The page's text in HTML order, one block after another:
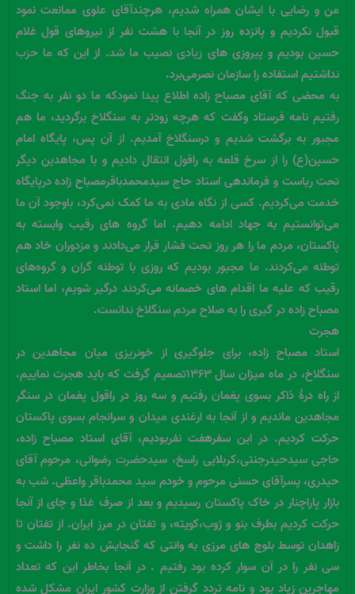
من و رضایی با ایشان همراه شدیم، هرچندآقای علوی ممانعت نمود
قبول نکردیم و پانزده روز در آنجا با هشت نفر از نیروهای قول غلام
حسین بودیم و پیروزی های زیادی نصیب ما شد. از این که ما حزب
نداشتیم استفاده را سازمان نصرمی‌برد.
به محضی که آقای مصباح زاده اطلاع پیدا نمودکه ما دو نفر به جنگ
رفتیم نامه فرستاد وگفت که هرچه زودتر به سنگلاخ برگردید، ما هم
مجبور به برگشت شدیم و درسنگلاخ آمدیم. از آن پس، پایگاه امام
حسین(ع) را از سرخ قلعه به راقول انتقال دادیم و با مجاهدین دیگر
تحت ریاست و فرماندهی استاد حاج سیدمحمدباقرمصباح زاده درپایگاه
خدمت می‌کردیم. کسی از نگاه مادی به ما کمک نمی‌کرد، باوجود آن ما
می‌توانستیم به جهاد ادامه دهیم. اما گروه های رقیب وابسته به
پاکستان، مردم ما را هر روز تحت فشار قرار می‌دادند و مزدوران خاد هم
توطئه می‌کردند. ما مجبور بودیم که روزی با توطئه گران و گروه‌های
رقیب که علیه ما اقدام های خصمانه می‌کردند درگیر شویم، اما استاد
مصباح زاده در گیری را به صلاح مردم سنگلاخ ندانست.
هجرت
استاد مصباح زاده، برای جلوگیری از خونریزی میان مجاهدین در
سنگلاخ، در ماه میزان سال ۱۳۶۳تصمیم گرفت که باید هجرت نماییم.
از راه درۀ ذاکر بسوی پغمان رفتیم و سه روز در راقول پغمان در سنگر
مجاهدین ماندیم و از آنجا به ارغندی میدان و سرانجام بسوی پاکستان
حرکت کردیم. در این سفرهفت نفربودیم، آقای استاد مصباح زاده،
حاجی سیدحیدرجنتی،کربلایی راسخ، سیدحضرت رضوانی، مرحوم آقای
حیدری، پسرآقای حسنی مرحوم و خودم سید محمدباقر واعظی. شب به
بازار پاراچنار در خاک پاکستان رسیدیم و بعد از صرف غذا و چای از آنجا
حرکت کردیم بطرف بنو و ژوب،کویته، و تفتان در مرز ایران. از تفتان تا
زاهدان توسط بلوچ های مرزی به وانتی که گنجایش ده نفر را داشت و
سی نفر را در آن سوار کرده بود رفتیم . در آنجا بخاطر این که تعداد
مهاجرین زیاد بود و نامه تردد گرفتن از وزارت کشور ایران مشکل شده